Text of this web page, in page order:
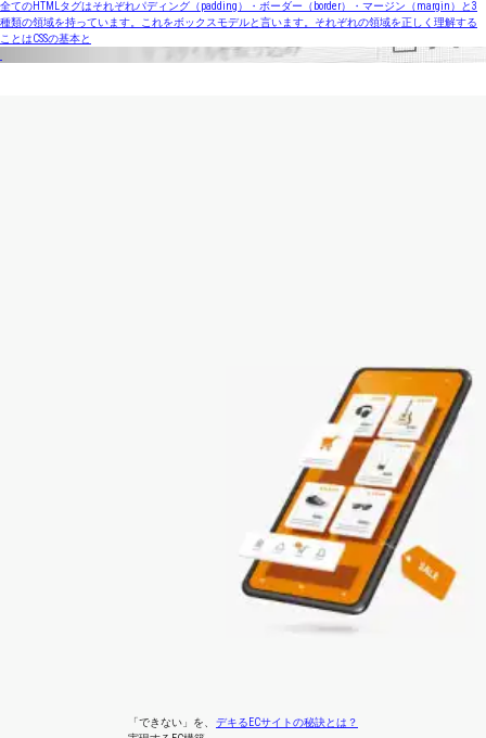
全てのHTMLタグはそれぞれパディング（padding）・ボーダー（border）・マージン（margin）と3
種類の領域を持っています。これをボックスモデルと言います。それぞれの領域を正しく理解する
ことはCSSの基本と
「できない」 を、 デキるECサイトの秘訣とは？